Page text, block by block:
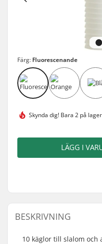
Färg: Fluorescenande
Skynda dig! Bara 2 på lager
LÄGG I
BESKRIVNING
10 käglor till slalom och